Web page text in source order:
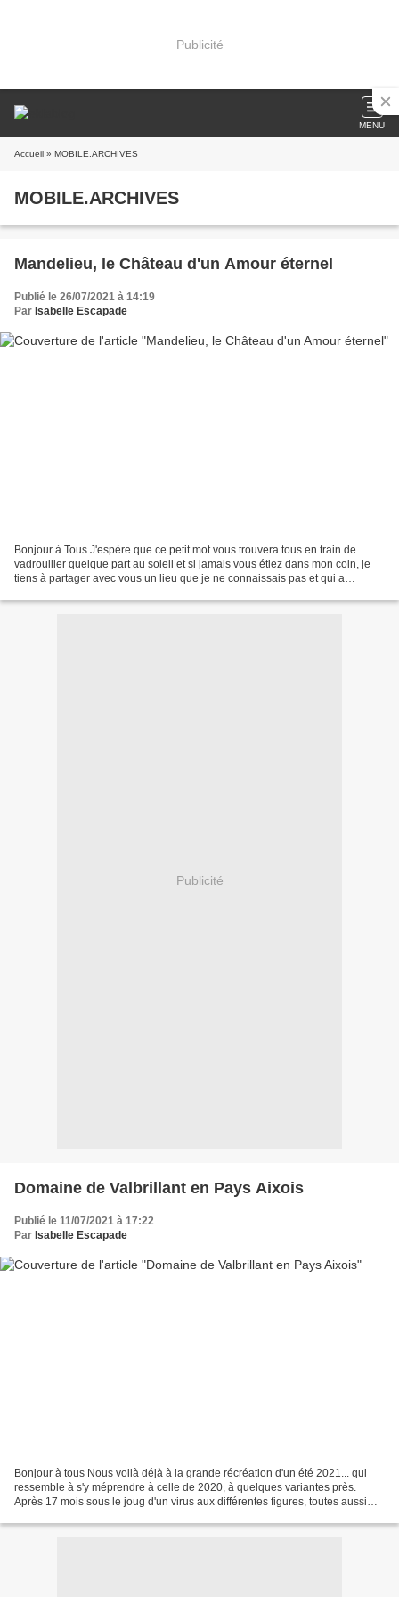
Publicité
MENU
Accueil » MOBILE.ARCHIVES
MOBILE.ARCHIVES
Mandelieu, le Château d'un Amour éternel
Publié le 26/07/2021 à 14:19
Par Isabelle Escapade
Bonjour à Tous J'espère que ce petit mot vous trouvera tous en train de
vadrouiller quelque part au soleil et si jamais vous étiez dans mon coin, je
tiens à partager avec vous un lieu que je ne connaissais pas et qui a
Publicité
Domaine de Valbrillant en Pays Aixois
Publié le 11/07/2021 à 17:22
Par Isabelle Escapade
Bonjour à tous Nous voilà déjà à la grande récréation d'un été 2021... qui
ressemble à s'y méprendre à celle de 2020, à quelques variantes près.
Après 17 mois sous le joug d'un virus aux différentes figures, toutes aussi